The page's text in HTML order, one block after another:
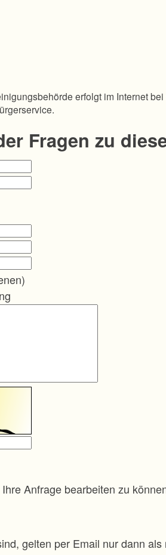
erfolgt im Internet
Fragen zu
Anfrage bearbeiten zu
gelten per Email nur dann